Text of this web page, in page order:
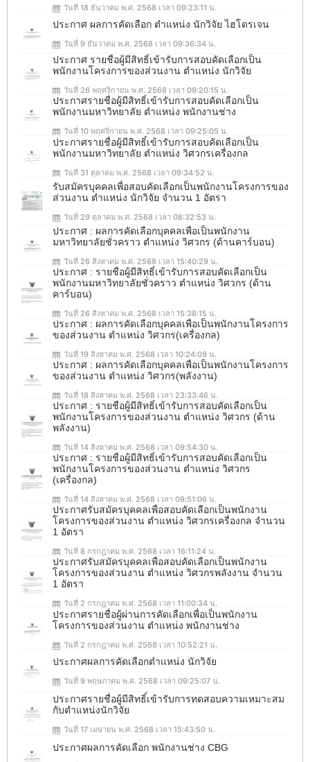
วันที่ 18 ธันวาคม พ.ศ. 2568 เวลา 09:23:11 น.
ประกาศ ผลการคัดเลือก ตำแหน่ง นักวิจัย ไฮโดรเจน
วันที่ 9 ธันวาคม พ.ศ. 2568 เวลา 09:36:34 น.
ประกาศ รายชื่อผู้มีสิทธิ์เข้ารับการสอบคัดเลือกเป็น
พนักงานโครงการของส่วนงาน ตำแหน่ง นักวิจัย
วันที่ 26 พฤศจิกายน พ.ศ. 2568 เวลา 09:20:15 น.
ประกาศรายชื่อผู้มีสิทธิ์เข้ารับการสอบคัดเลือกเป็น
พนักงานมหาวิทยาลัย ตำแหน่ง พนักงานช่าง
วันที่ 10 พฤศจิกายน พ.ศ. 2568 เวลา 09:25:05 น.
ประกาศรายชื่อผู้มีสิทธิ์เข้ารับการสอบคัดเลือกเป็น
พนักงานมหาวิทยาลัย ตำแหน่ง วิศวกรเครื่องกล
วันที่ 31 ตุลาคม พ.ศ. 2568 เวลา 09:34:52 น.
รับสมัครบุคคลเพื่อสอบคัดเลือกเป็นพนักงานโครงการของ
ส่วนงาน ตำแหน่ง นักวิจัย จำนวน 1 อัตรา
วันที่ 29 ตุลาคม พ.ศ. 2568 เวลา 08:32:53 น.
ประกาศ : ผลการคัดเลือกบุคคลเพื่อเป็นพนักงาน
มหาวิทยาลัยชั่วคราว ตำแหน่ง วิศวกร (ด้านคาร์บอน)
วันที่ 26 สิงหาคม พ.ศ. 2568 เวลา 15:40:29 น.
ประกาศ : รายชื่อผู้มีสิทธิ์เข้ารับการสอบคัดเลือกเป็น
พนักงานมหาวิทยาลัยชั่วคราว ตำแหน่ง วิศวกร (ด้าน
คาร์บอน)
วันที่ 26 สิงหาคม พ.ศ. 2568 เวลา 15:38:15 น.
ประกาศ : ผลการคัดเลือกบุคคลเพื่อเป็นพนักงานโครงการ
ของส่วนงาน ตำแหน่ง วิศวกร(เครื่องกล)
วันที่ 19 สิงหาคม พ.ศ. 2568 เวลา 10:24:09 น.
ประกาศ : ผลการคัดเลือกบุคคลเพื่อเป็นพนักงานโครงการ
ของส่วนงาน ตำแหน่ง วิศวกร(พลังงาน)
วันที่ 18 สิงหาคม พ.ศ. 2568 เวลา 23:33:46 น.
ประกาศ : รายชื่อผู้มีสิทธิ์เข้ารับการสอบคัดเลือกเป็น
พนักงานโครงการของส่วนงาน ตำแหน่ง วิศวกร (ด้าน
พลังงาน)
วันที่ 14 สิงหาคม พ.ศ. 2568 เวลา 09:54:30 น.
ประกาศ : รายชื่อผู้มีสิทธิ์เข้ารับการสอบคัดเลือกเป็น
พนักงานโครงการของส่วนงาน ตำแหน่ง วิศวกร
(เครื่องกล)
วันที่ 14 สิงหาคม พ.ศ. 2568 เวลา 09:51:06 น.
ประกาศรับสมัครบุคคลเพื่อสอบคัดเลือกเป็นพนักงาน
โครงการของส่วนงาน ตำแหน่ง วิศวกรเครื่องกล จำนวน
1 อัตรา
วันที่ 8 กรกฎาคม พ.ศ. 2568 เวลา 16:11:24 น.
ประกาศรับสมัครบุคคลเพื่อสอบคัดเลือกเป็นพนักงาน
โครงการของส่วนงาน ตำแหน่ง วิศวกรพลังงาน จำนวน
1 อัตรา
วันที่ 2 กรกฎาคม พ.ศ. 2568 เวลา 11:00:34 น.
ประกาศรายชื่อผู้ผ่านการคัดเลือกเพื่อเป็นพนักงาน
โครงการของส่วนงาน ตำแหน่ง พนักงานช่าง
วันที่ 2 กรกฎาคม พ.ศ. 2568 เวลา 10:52:21 น.
ประกาศผลการคัดเลือกตำแหน่ง นักวิจัย
วันที่ 9 พฤษภาคม พ.ศ. 2568 เวลา 09:25:07 น.
ประกาศรายชื่อผู้มีสิทธิ์เข้ารับการทดสอบความเหมาะสม
กับตำแหน่งนักวิจัย
วันที่ 17 เมษายน พ.ศ. 2568 เวลา 15:43:50 น.
ประกาศผลการคัดเลือก พนักงานช่าง CBG